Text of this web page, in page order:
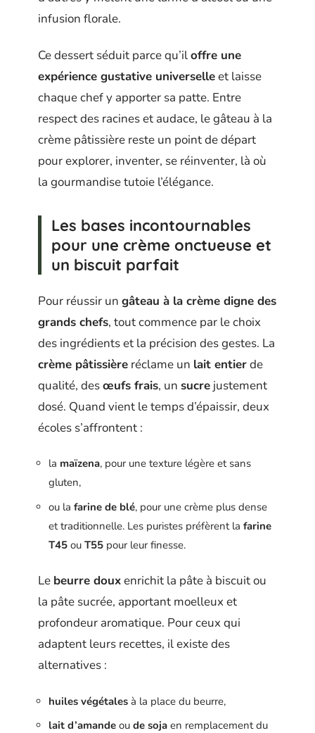
infusion florale.
Ce dessert séduit parce qu’iloffre une
expérience gustative universelleet laisse
chaque chef y apporter sa patte. Entre
respect des racines et audace, le gâteau à la
crème pâtissière reste un point de départ
pour explorer, inventer, se réinventer, là où
la gourmandise tutoie l’élégance.
Les bases incontournables
pour une crème onctueuse et
un biscuit parfait
Pour réussir un gâteau à la crème digne des
grands chefs, tout commence par le choix
des ingrédients et la précision des gestes. La
crème pâtissière réclame un lait entierde
qualité, desœufs frais, un sucre justement
dosé. Quand vient le temps d’épaissir, deux
écoles s’affrontent :
la maïzena, pour une texture légère et sans
gluten,
ou la farine de blé, pour une crème plus dense
et traditionnelle. Les puristes préfèrent la farine
T45 ou T55 pour leur finesse.
Le beurre douxenrichit la pâte à biscuit ou
la pâte sucrée, apportant moelleux et
profondeur aromatique. Pour ceux qui
adaptent leurs recettes, il existe des
alternatives :
huiles végétales à la place du beurre,
lait d’amande ou de soja en remplacement du